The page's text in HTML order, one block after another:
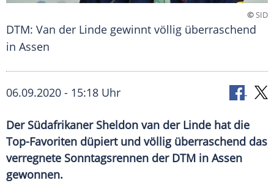
©SID
DTM: Van der Linde gewinnt völlig überraschend
in Assen
06.09.2020 - 15:18 Uhr
Der Südafrikaner Sheldon van der Linde hat die
Top-Favoriten düpiert und völlig überraschend das
verregnete Sonntagsrennen der DTM in Assen
gewonnen.